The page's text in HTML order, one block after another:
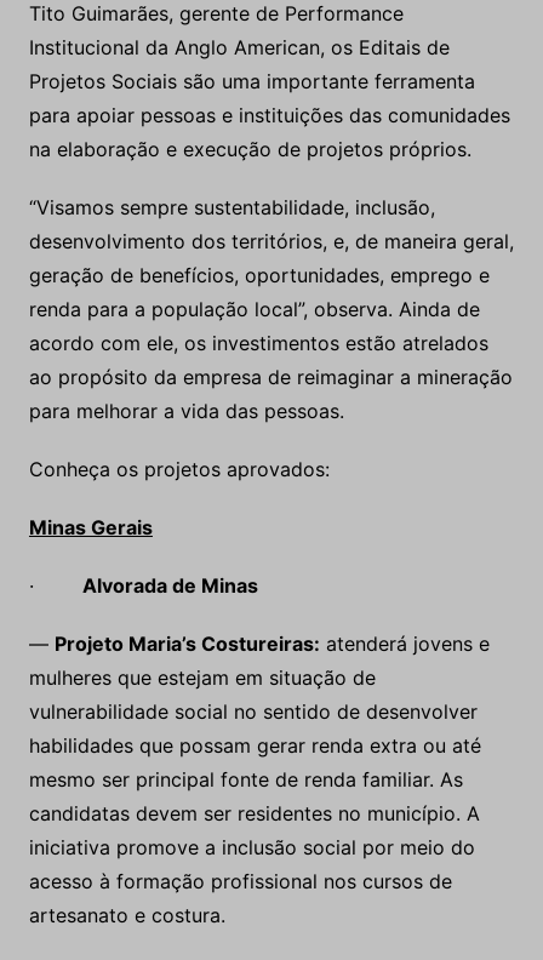
Tito Guimarães, gerente de Performance
Institucional da Anglo American, os Editais de
Projetos Sociais são uma importante ferramenta
para apoiar pessoas e instituições das comunidades
na elaboração e execução de projetos próprios.
“Visamos sempre sustentabilidade, inclusão,
desenvolvimento dos territórios, e, de maneira geral,
geração de benefícios, oportunidades, emprego e
renda para a população local”, observa. Ainda de
acordo com ele, os investimentos estão atrelados
ao propósito da empresa de reimaginar a mineração
para melhorar a vida das pessoas.
Conheça os projetos aprovados:
Minas Gerais
· Alvorada de Minas
— Projeto Maria’s Costureiras: atenderá jovens e
mulheres que estejam em situação de
vulnerabilidade social no sentido de desenvolver
habilidades que possam gerar renda extra ou até
mesmo ser principal fonte de renda familiar. As
candidatas devem ser residentes no município. A
iniciativa promove a inclusão social por meio do
acesso à formação profissional nos cursos de
artesanato e costura.